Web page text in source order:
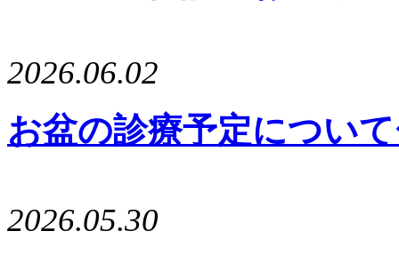
2026.06.02
お盆の診療予定につい
2026.05.30